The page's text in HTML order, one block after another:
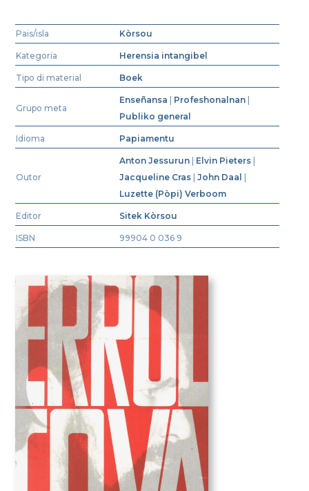
Pais/isla Kòrsou
Kategoria Herensia intangibel
Tipo di material Boek
Grupo meta
Enseñansa Profeshonalnan
Publiko general
Idioma Papiamentu
Outor
Anton Jessurun Elvin Pieters
Jacqueline Cras |John Daal
Luzette (Pòpi) Verboom
Editor Sitek Kòrsou
ISBN 99904 0 036 9